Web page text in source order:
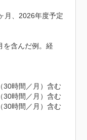
月、2026年度予定
を含んだ例。経
30時間／月）含む
30時間／月）含む
30時間／月）含む